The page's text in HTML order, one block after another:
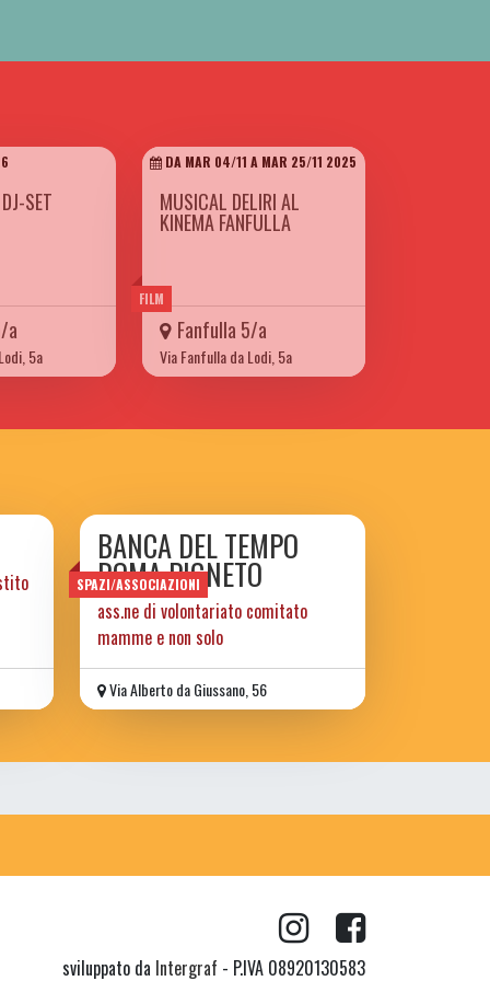
SET
a
5a
FILM
DA MAR 04/11 A MAR 25/11 2025
MUSICAL DELIRI AL
KINEMA FANFULLA
Fanfulla 5/a
Via Fanfulla da Lodi, 5a
SPAZI/ASSOCIAZIONI
BANCA DEL TEMPO
ROMA PIGNETO
ass.ne di volontariato comitato
mamme e non solo
Via Alberto da Giussano, 56
sviluppato da Intergraf - P.IVA 08920130583